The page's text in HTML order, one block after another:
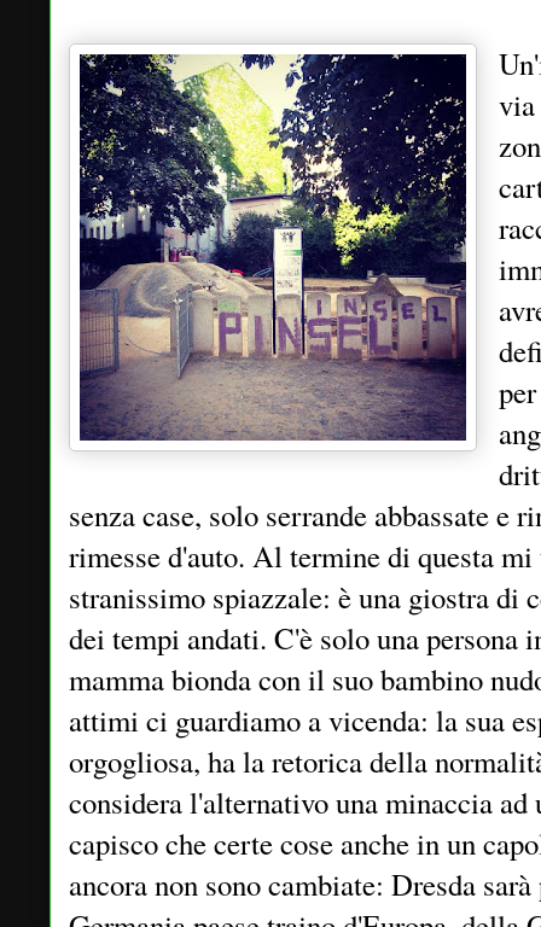
senza case, solo serrande abbassate e
rimesse d'auto. Al termine di questa mi
stranissimo spiazzale: è una giostra di
dei tempi andati. C'è solo una persona
mamma bionda con il suo bambino
attimi ci guardiamo a vicenda: la sua
orgogliosa, ha la retorica della
considera l'alternativo una minaccia
capisco che certe cose anche in un
ancora non sono cambiate: Dresda